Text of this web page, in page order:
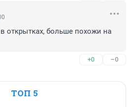
открытках, больше похожи на
+0 –0
ТОП 5